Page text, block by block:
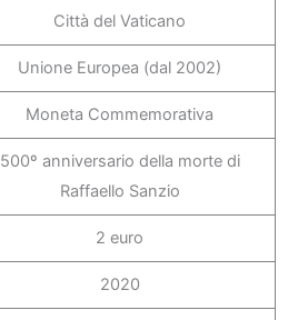
Città del Vaticano
Unione Europea (dal 2002)
Moneta Commemorativa
500º anniversario della morte di
Raffaello Sanzio
2 euro
2020